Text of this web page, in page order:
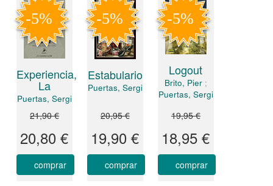
Experiencia,
La
Puertas, Sergi
21,90 €
20,80 €
comprar
Estabulario
Puertas, Sergi
20,95 €
19,90 €
comprar
Logout
Brito, Pier;
Puertas, Sergi
19,95 €
18,95 €
comprar